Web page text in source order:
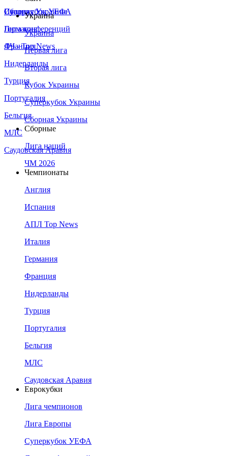
Сборная Украины
Италия
Германия
Франция
Нидерланды
Турция
Португалия
Бельгия
МЛС
Саудовская Аравия
Суперкубок УЕФА
Лига конференций
ЛЧ - Top News
Украина
Украина
Первая лига
Вторая лига
Кубок Украины
Суперкубок Украины
Сборная Украины
Сборные
Лига наций
ЧМ 2026
Чемпионаты
Англия
Испания
АПЛ Top News
Италия
Германия
Франция
Нидерланды
Турция
Португалия
Бельгия
МЛС
Саудовская Аравия
Еврокубки
Лига чемпионов
Лига Европы
Суперкубок УЕФА